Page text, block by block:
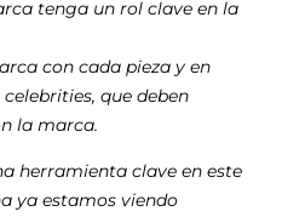
tenga un rol clave en la
con cada pieza y en
que deben
la marca.
herramienta clave en este
ya estamos viendo